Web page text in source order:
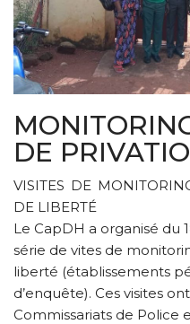
DE
VISITES DE
DE LIBERTÉ
Le CapDH a organisé du
série de vites de
liberté (établissements
d’enquête). Ces visites
Commissariats de Police